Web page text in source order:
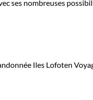
ses nombreuses
Iles Lofoten